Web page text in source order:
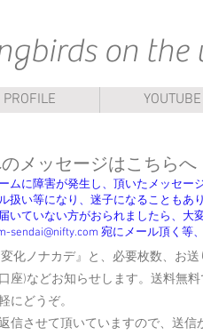
on the
PROFILE YOUTUBE
メッセージはこちらへ
ムに障害が発生し、頂いたメッセー
扱い等になり、迷子になることもあり
いていない方がおられましたら、大
sendai@nifty.com 宛にメール頂く等
化ノナカデ』と、必要枚数、お
座)などお知らせします。送料無料
にどうぞ。​
信させて頂いていますので、送信